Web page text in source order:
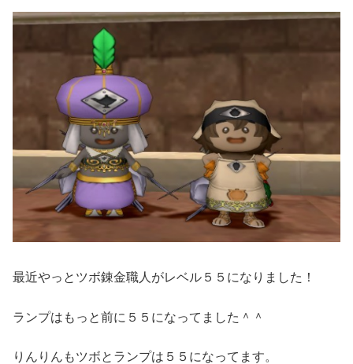
最近やっとツボ錬金職人がレベル５５になりました！
ランプはもっと前に５５になってました＾＾
りんりんもツボとランプは５５になってます。